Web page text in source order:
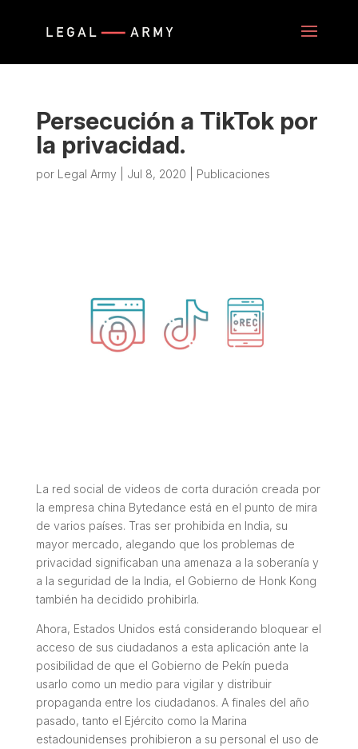
Persecución a TikTok por
la privacidad.
por Legal Army Jul 8, 2020 Publicaciones
La red social de videos de corta duración creada por
la empresa china Bytedance está en el punto de mira
de varios países. Tras ser prohibida en India, su
mayor mercado, alegando que los problemas de
privacidad significaban una amenaza a la soberanía y
a la seguridad de la India, el Gobierno de Honk Kong
también ha decidido prohibirla.
Ahora, Estados Unidos está considerando bloquear el
acceso de sus ciudadanos a esta aplicación ante la
posibilidad de que el Gobierno de Pekín pueda
usarlo como un medio para vigilar y distribuir
propaganda entre los ciudadanos. A finales del año
pasado, tanto el Ejército como la Marina
estadounidenses prohibieron a su personal el uso de